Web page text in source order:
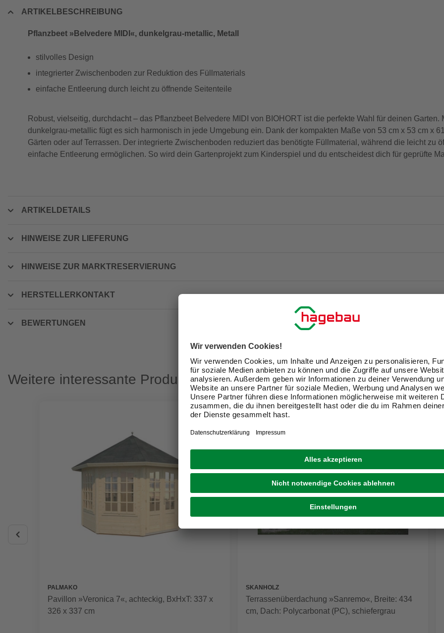
ARTIKELBESCHREIBUNG
Pflanzbeet »Belvedere MIDI«, dunkelgrau-metallic, Metall
stilvolles Design
integrierter Zwischenboden zur Reduktion des Füllmaterials
einfache Entleerung durch leicht zu öffnende Seitenteile
Robust, vielseitig, durchdacht – das Pflanzbeet Belvedere MIDI von BIOHORT ist die perfekte Wahl für deinen
dunkelgrau-metallic fügt es sich harmonisch in jede Umgebung ein. Dank der kompakten Maße von 53 cm x 53 cm x
Gärten oder auf Terrassen. Der integrierte Zwischenboden reduziert das benötigte Füllmaterial, während die leicht zu
einfache Entleerung ermöglichen. So wird dein Gartenprojekt zum Kinderspiel und du entscheidest dich für geprüfte
ARTIKELDETAILS
HINWEISE ZUR LIEFERUNG
HINWEISE ZUR MARKTRESERVIERUNG
HERSTELLERKONTAKT
BEWERTUNGEN
Weitere interessante Produkte
PALMAKO
Pavillon »Veronica 7«, achteckig, BxHxT: 337 x
326 x 337 cm
SKANHOLZ
Terrassenüberdachung »Sanremo«, Breite: 434
cm, Dach: Polycarbonat (PC), schiefergrau